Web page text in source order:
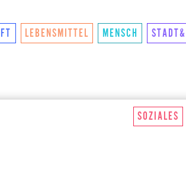
LEBENSMITTEL MENSCH
SOZIALES